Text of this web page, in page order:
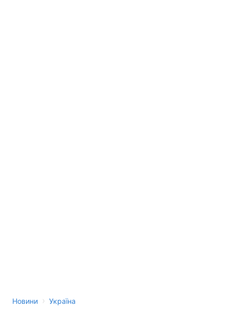
Новини › Україна